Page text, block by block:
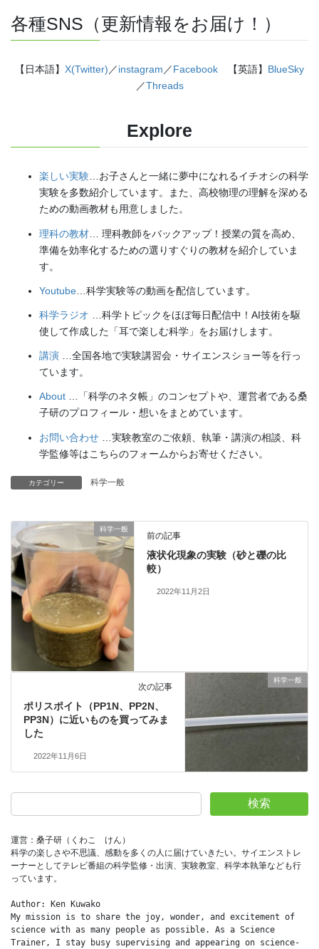
各種SNS（更新情報をお届け！）
【日本語】 X(Twitter)／instagram／Facebook 【英語】 BlueSky
／Threads
Explore
楽しい実験…お子さんと一緒に夢中になれるイチオシの科学
実験を多数紹介しています。また、高校物理の理解を深める
ための動画教材も用意しました。
理科の教材 … 理科教師をバックアップ！授業の質を高め、
準備を効率化するための選りすぐりの教材を紹介していま
す。
Youtube …科学実験等の動画を配信しています。
科学ラジオ …科学トピックをほぼ毎日配信中！AI技術を駆
使して作成した「耳で楽しむ科学」をお届けします。
講演 …全国各地で実験講習会・サイエンスショー等を行っ
ています。
About …「科学のネタ帳」のコンセプトや、運営者である桑
子研のプロフィール・想いをまとめています。
お問い合わせ …実験教室のご依頼、執筆・講演の相談、科
学監修等はこちらのフォームからお寄せください。
カテゴリー 科学一般
科学一般
前の記事
液状化現象の実験（砂と礫の比
較）
2022年11月2日
科学一般
次の記事
ポリスポイト（PP1N、PP2N、
PP3N）に近いものを買ってみま
した
2022年11月6日
検索
運営：桑子研（くわこ　けん）
科学の楽しさや不思議、感動を多くの人に届けていきたい。サイエンストレ
ーナーとしてテレビ番組の科学監修・出演、実験教室、科学本執筆なども行
っています。
Author: Ken Kuwako
My mission is to share the joy, wonder, and excitement of
science with as many people as possible. As a Science
Trainer, I stay busy supervising and appearing on science-